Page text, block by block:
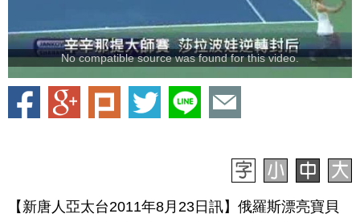
No compatible source was found for this video.
【新唐人亞太台2011年8月23日訊】俄羅斯漂亮寶貝